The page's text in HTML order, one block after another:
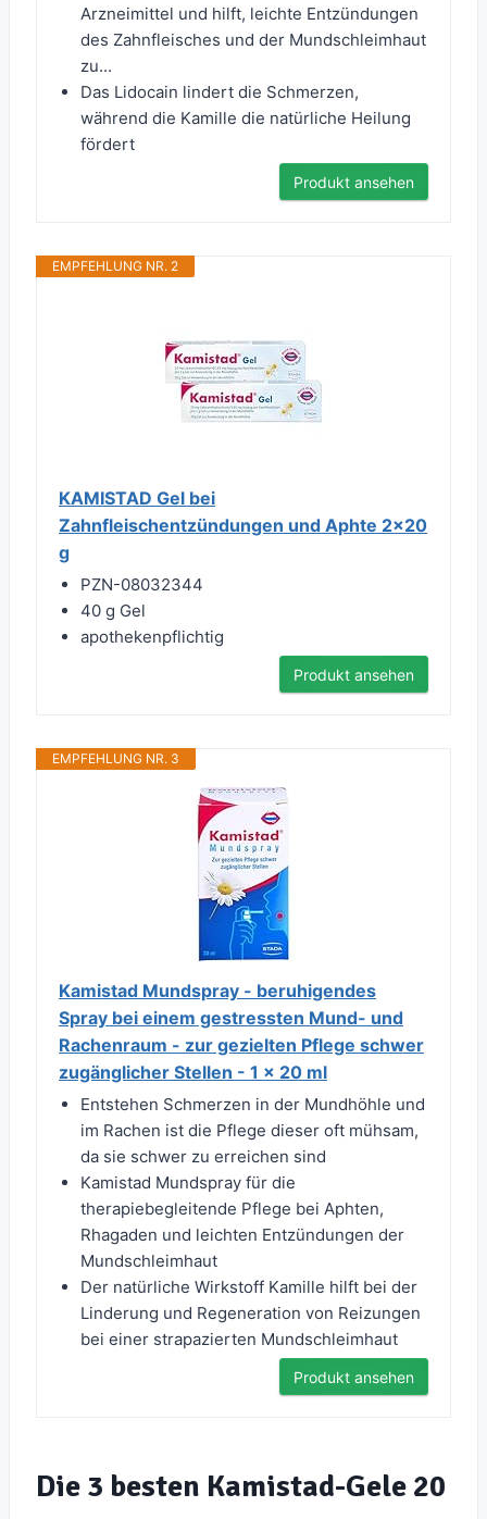
Arzneimittel und hilft, leichte Entzündungen
des Zahnfleisches und der Mundschleimhaut
zu...
Das Lidocain lindert die Schmerzen,
während die Kamille die natürliche Heilung
fördert
Produkt ansehen
EMPFEHLUNG NR. 2
KAMISTAD Gel bei
Zahnfleischentzündungen und Aphte 2x20
g
PZN-08032344
40 g Gel
apothekenpflichtig
Produkt ansehen
EMPFEHLUNG NR. 3
Kamistad Mundspray - beruhigendes
Spray bei einem gestressten Mund- und
Rachenraum - zur gezielten Pflege schwer
zugänglicher Stellen - 1 x 20 ml
Entstehen Schmerzen in der Mundhöhle und
im Rachen ist die Pflege dieser oft mühsam,
da sie schwer zu erreichen sind
Kamistad Mundspray für die
therapiebegleitende Pflege bei Aphten,
Rhagaden und leichten Entzündungen der
Mundschleimhaut
Der natürliche Wirkstoff Kamille hilft bei der
Linderung und Regeneration von Reizungen
bei einer strapazierten Mundschleimhaut
Produkt ansehen
Die 3 besten Kamistad-Gele 20